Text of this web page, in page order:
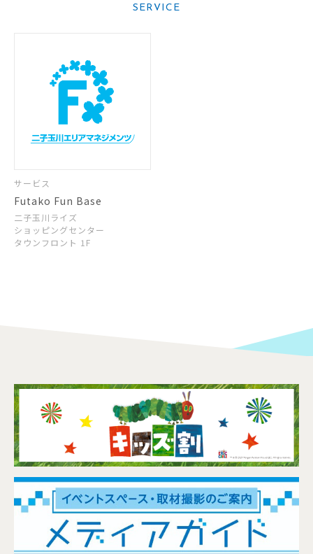
SERVICE
サービス
Futako Fun Base
二子玉川ライズ
ショッピングセンター
タウンフロント 1F